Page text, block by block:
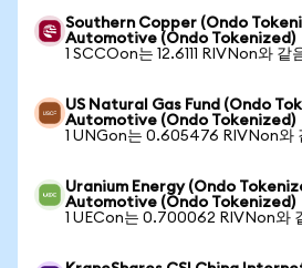
Southern Copper (Ondo
Automotive (Ondo Tokenized)
1 SCCOon는 12.6111 RIVNon와 같
US Natural Gas Fund (Ondo
Automotive (Ondo Tokenized)
1 UNGon는 0.605476 RIVNon와
Uranium Energy (Ondo
Automotive (Ondo Tokenized)
1 UECon는 0.700062 RIVNon와